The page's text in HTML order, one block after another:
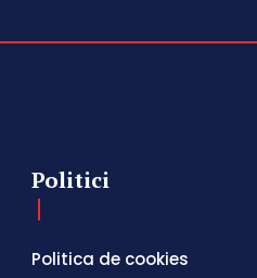
Politici
Politica de cookies